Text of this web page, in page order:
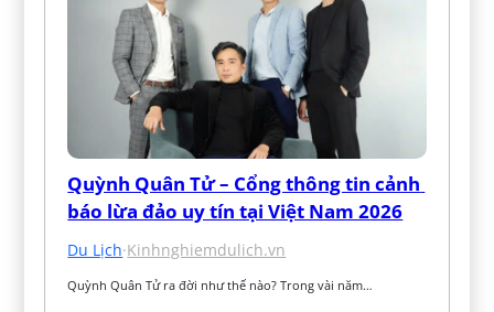
Quỳnh Quân Tử – Cổng thông tin cảnh
báo lừa đảo uy tín tại Việt Nam 2026
Du Lịch·Kinhnghiemdulich.vn
Quỳnh Quân Tử ra đời như thế nào? Trong vài năm…